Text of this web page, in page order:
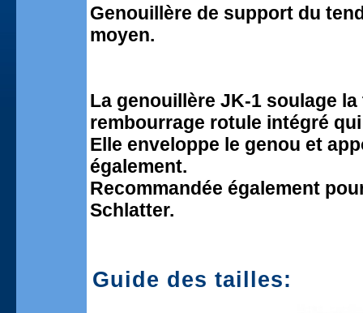
Genouillère de support du
moyen.
La genouillère JK-1 soulage
rembourrage rotule intégré
Elle enveloppe le genou et
également.
Recommandée également
Schlatter.
Guide des tailles: